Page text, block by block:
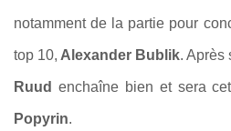
notamment de la partie pour
top 10, Alexander Bublik. Après
Ruud enchaîne bien et sera
Popyrin.